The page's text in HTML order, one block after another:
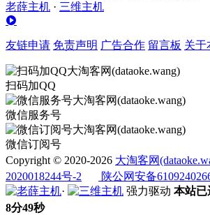
老薛主机 · 三维主机
友链申请 免责声明 广告合作 留言板 关于
扫码加QQ
微信服务号
微信订阅号
Copyright © 2020-2026 大淘客网
2020018244号-2
陕公网安备
·
强力驱动 本站已
8分49秒